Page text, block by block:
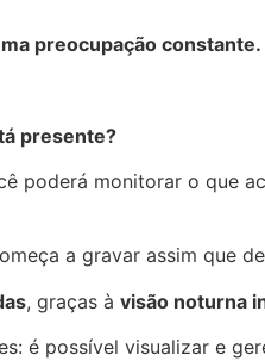
preocupação constante.
presente?
poderá monitorar o que
a gravar assim que
, graças à visão noturna
é possível visualizar e